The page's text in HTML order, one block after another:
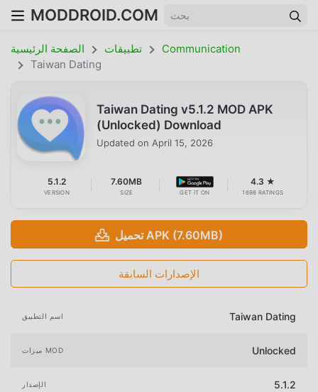
MODDROID.COM
الصفحة الرئيسية تطبيقات
Communication
Taiwan Dating
Taiwan Dating v5.1.2 MOD APK
(Unlocked) Download
Updated on April 15, 2026
5.1.2
VERSION
7.60MB
SIZE GET IT ON
4.3 ★
1698 RATINGS
تحميل APK (7.60MB)
الإصدارات السابقة
اسم التطبيق Taiwan Dating
ميزات MOD Unlocked
الإصدار 5.1.2